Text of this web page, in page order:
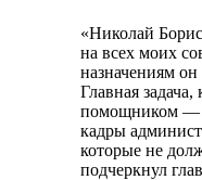
«Николай
на всех моих
назначениям он
Главная
помощником —
кадры
которые не
подчеркнул